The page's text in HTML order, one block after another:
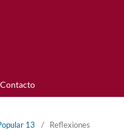
Contacto
13 / Reflexiones